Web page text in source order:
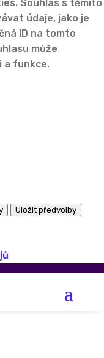
Souhlas s těmito
údaje, jako je
ID na tomto
může
a funkce.
Uložit předvolby